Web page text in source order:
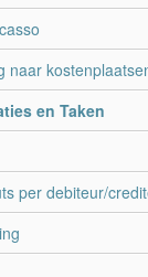
naar
en Taken
per debiteur/